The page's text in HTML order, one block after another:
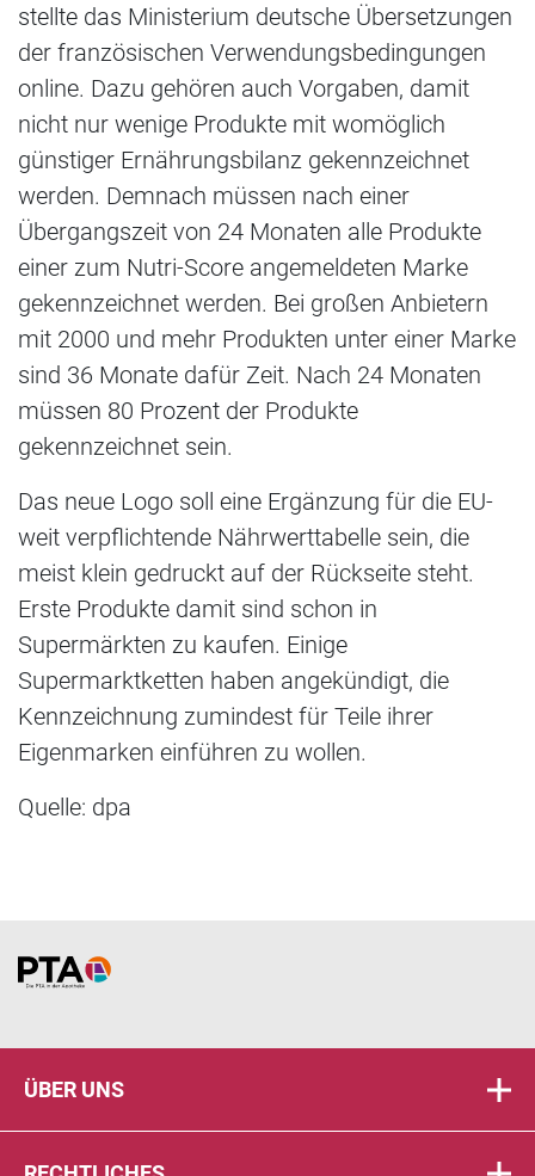
stellte das Ministerium deutsche Übersetzungen
der französischen Verwendungsbedingungen
online. Dazu gehören auch Vorgaben, damit
nicht nur wenige Produkte mit womöglich
günstiger Ernährungsbilanz gekennzeichnet
werden. Demnach müssen nach einer
Übergangszeit von 24 Monaten alle Produkte
einer zum Nutri-Score angemeldeten Marke
gekennzeichnet werden. Bei großen Anbietern
mit 2000 und mehr Produkten unter einer Marke
sind 36 Monate dafür Zeit. Nach 24 Monaten
müssen 80 Prozent der Produkte
gekennzeichnet sein.
Das neue Logo soll eine Ergänzung für die EU-
weit verpflichtende Nährwerttabelle sein, die
meist klein gedruckt auf der Rückseite steht.
Erste Produkte damit sind schon in
Supermärkten zu kaufen. Einige
Supermarktketten haben angekündigt, die
Kennzeichnung zumindest für Teile ihrer
Eigenmarken einführen zu wollen.
Quelle: dpa
Home
ÜBER UNS